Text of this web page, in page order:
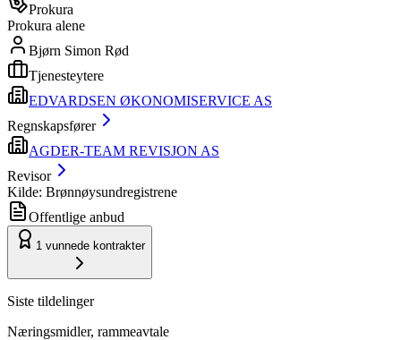
Prokura
Prokura alene
Bjørn Simon Rød
Tjenesteytere
EDVARDSEN ØKONOMISERVICE AS
Regnskapsfører
AGDER-TEAM REVISJON AS
Revisor
Kilde: Brønnøysundregistrene
Offentlige anbud
1 vunnede kontrakter
Siste tildelinger
Næringsmidler, rammeavtale